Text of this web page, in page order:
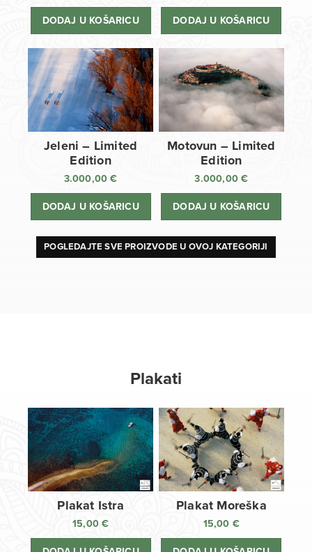
DODAJ U KOŠARICU DODAJ U KOŠARICU
Jeleni – Limited
Edition
3.000,00€
DODAJ U KOŠARICU
Motovun – Limited
Edition
3.000,00€
DODAJ U KOŠARICU
POGLEDAJTE SVE PROIZVODE U OVOJ KATEGORIJI
Plakati
Plakat Istra
15,00€
Plakat Moreška
15,00 €